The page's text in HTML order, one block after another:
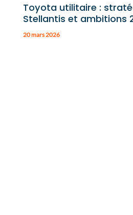
Toyota utilitaire :
Stellantis et ambitions
20 mars 2026